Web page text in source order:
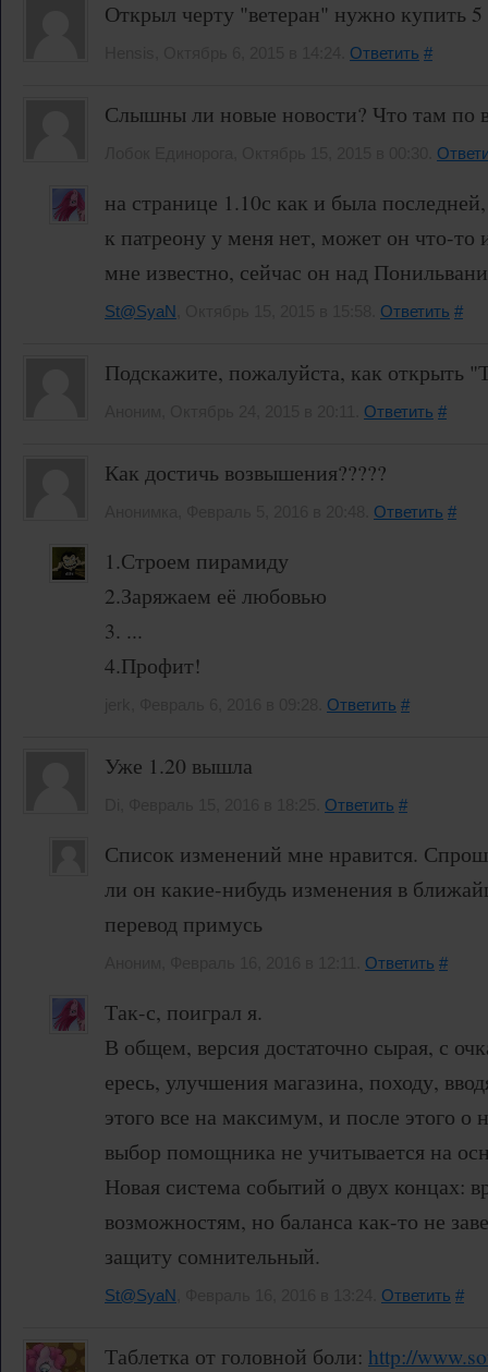
Открыл черту "ветеран" нужно купить 5
Ответить #
Слышны ли новые новости? Что там по
на странице 1.10с как и была
к патреону у меня нет, может он что-то
мне известно, сейчас он над
St@SyaN Ответить #
Подскажите, пожалуйста, как открыть
Ответить #
Как достичь возвышения?????
Ответить #
1.Строем пирамиду
2.Заряжаем её любовью
3. ...
4.Профит!
Ответить #
Уже 1.20 вышла
Ответить #
Список изменений мне нравится.
ли он какие-нибудь изменения в
перевод примусь
Ответить #
Так-с, поиграл я.
В общем, версия достаточно сырая, с
ересь, улучшения магазина, походу,
этого все на максимум, и после этого
выбор помощника не учитывается на
Новая система событий о двух концах:
возможностям, но баланса как-то не
защиту сомнительный.
St@SyaN Ответить #
Таблетка от головной боли: http://